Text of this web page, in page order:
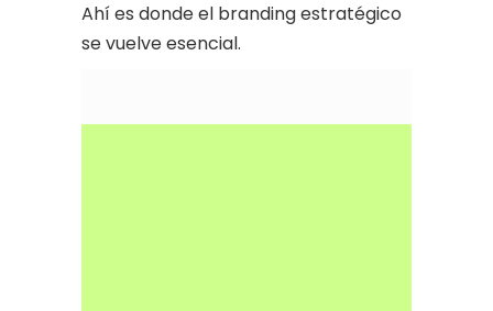
Ahí es donde el branding estratégico
se vuelve esencial.